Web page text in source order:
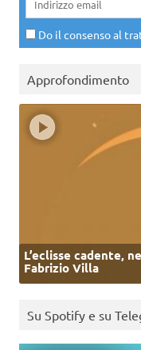
Do il consenso al
Approfondimento
L’eclisse cadente,
Fabrizio Villa
Su Spotify e su